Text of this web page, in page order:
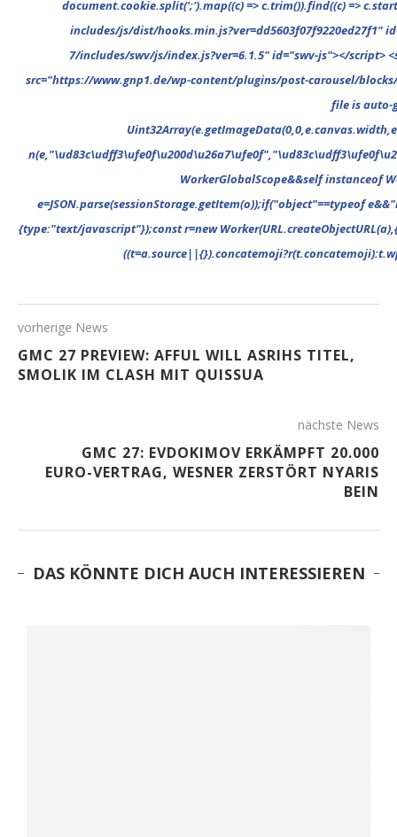
vorherige News
GMC 27 PREVIEW: AFFUL WILL ASRIHS TITEL,
SMOLIK IM CLASH MIT QUISSUA
nächste News
GMC 27: EVDOKIMOV ERKÄMPFT 20.000
EURO-VERTRAG, WESNER ZERSTÖRT NYARIS
BEIN
DAS KÖNNTE DICH AUCH INTERESSIEREN